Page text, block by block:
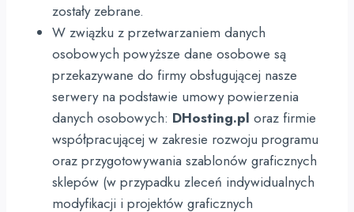
zostały zebrane.
W związku z przetwarzaniem danych
osobowych powyższe dane osobowe są
przekazywane do firmy obsługującej nasze
serwery na podstawie umowy powierzenia
danych osobowych: DHosting.pl oraz firmie
współpracującej w zakresie rozwoju programu
oraz przygotowywania szablonów graficznych
sklepów (w przypadku zleceń indywidualnych
modyfikacji i projektów graficznych